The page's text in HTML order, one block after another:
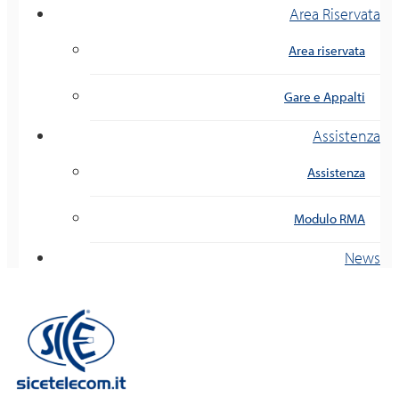
Area Riservata
Area riservata
Gare e Appalti
Assistenza
Assistenza
Modulo RMA
News